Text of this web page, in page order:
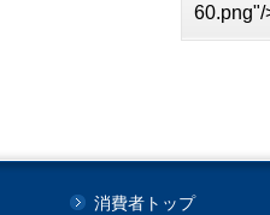
60.png"/
消費者トップ